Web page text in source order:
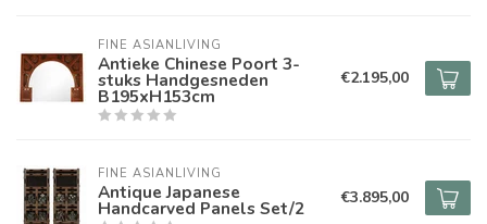
FINE ASIANLIVING
Antieke Chinese Poort 3-
stuks Handgesneden
B195xH153cm
€2.195,00
FINE ASIANLIVING
Antique Japanese
Handcarved Panels Set/2 €3.895,00